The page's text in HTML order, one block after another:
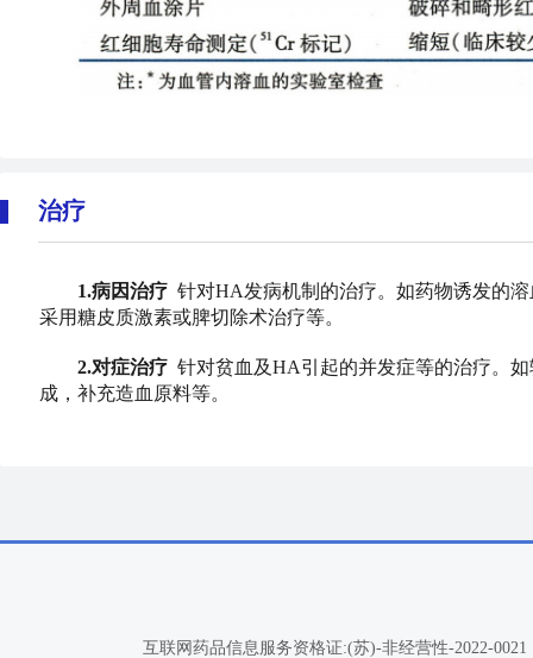
治疗
1.病因治疗针对HA发病机制的治疗。如药物诱发的
采用糖皮质激素或脾切除术治疗等。
2.对症治疗 针对贫血及HA引起的并发症等的治疗。
成，补充造血原料等。
互联网药品信息服务资格证:(苏)-非经营性-2022-0021